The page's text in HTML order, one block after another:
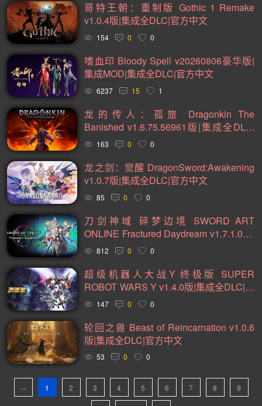
回合制(152)
欢乐(151) 第三人称(147)
益智休闲(137)
体育运动(130)
枪战射击(126)
赛车竞速(124)
类 Rogue(114)
时空旅行(114)
悬疑(113)
第三人称视角(110)
拟真(107)
二维(105)
第一人称视角(105)
困难(105)
像素图形(104)
指向点击(104)
黑暗(98)
卡通(95)
动作类 Rogue(93)
魂系列(93) 策略(90)
卡牌(89)
动作角色扮演(88)
类银河战士恶魔城(81)
心理恐怖(78)
放松(78) 后末日(76)
第一人称射击(74)
经典(73)
战术(73) 战争(72)
黑暗奇幻(66)
军事(65) 第三人称射击(65)
阖家(61)
手绘(59)
生存恐怖(59) 策略战棋(59)
城市营造(56)
多结局(56) 在线合作(54)
经济(53)
竞速(52)
日系角色扮演(52)
互动小说(51)
策略战争(50)
迷宫探索(49)
回合战略(49) 资源管理(49)
魔法(48)
哥特王朝：重制版 Gothic 1 Remake
v1.0.4版|集成全DLC|官方中文
154 0 0
嗜血印 Bloody Spell v20260806豪华版|
集成MOD|集成全DLC|官方中文
6237 15 1
龙的传人：孤旅 Dragonkin The
Banished v1.6.75.56961版|集成全DLC|
官方中文
163 0 0
龙之剑：觉醒 DragonSword:Awakening
v1.0.7版|集成全DLC|官方中文
85 0 0
刀剑神域 碎梦边境 SWORD ART
ONLINE Fractured Daydream v1.7.1.0版|
集成全DLC|官方中文
812 0 0
超级机器人大战Y 终极版 SUPER
ROBOT WARS Y v1.4.0版|集成全DLC|官
方中文
147 0 0
轮回之兽 Beast of Reincarnation v1.0.6
版|集成全DLC|官方中文
53 0 0
‹‹ 1 2 3 4 5 6 7 8 9